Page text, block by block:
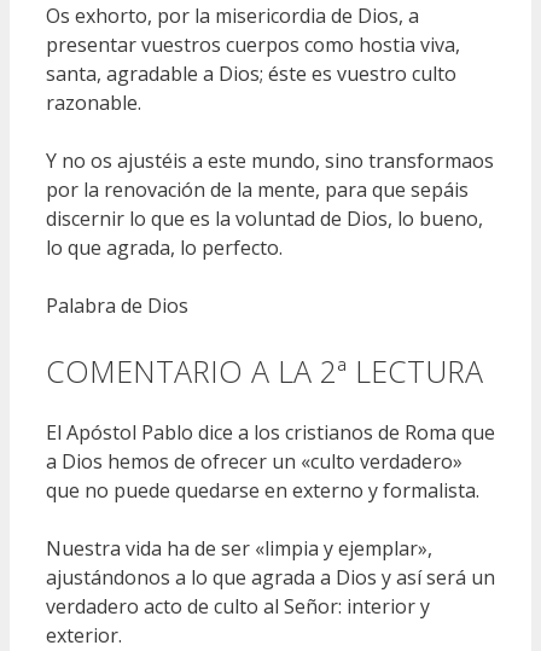
Os exhorto, por la misericordia de Dios, a
presentar vuestros cuerpos como hostia viva,
santa, agradable a Dios; éste es vuestro culto
razonable.
Y no os ajustéis a este mundo, sino transformaos
por la renovación de la mente, para que sepáis
discernir lo que es la voluntad de Dios, lo bueno,
lo que agrada, lo perfecto.
Palabra de Dios
COMENTARIO A LA 2ª LECTURA
El Apóstol Pablo dice a los cristianos de Roma que
a Dios hemos de ofrecer un «culto verdadero»
que no puede quedarse en externo y formalista.
Nuestra vida ha de ser «limpia y ejemplar»,
ajustándonos a lo que agrada a Dios y así será un
verdadero acto de culto al Señor: interior y
exterior.